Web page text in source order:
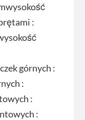
:
górnych :
:
:
: